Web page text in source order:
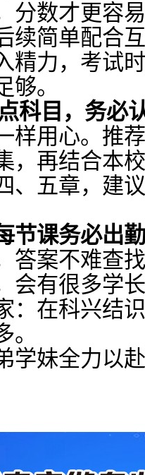
分数才更容
续简单配合
精力，考试
。
科目，务必
样用心。推
，再结合本
、五章，建
节课务必出勤
答案不难查
会有很多学
：在科兴结
学妹全力以